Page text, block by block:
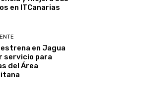
en ITCanarias
en Jagua
servicio para
del Área